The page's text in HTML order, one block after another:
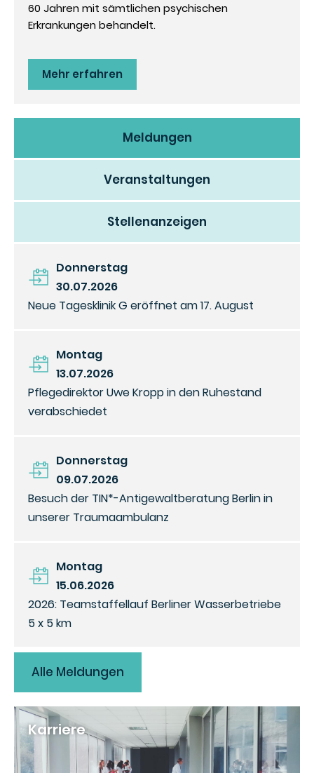
60 Jahren mit sämtlichen psychischen
Erkrankungen behandelt.
Mehr erfahren
Meldungen
Veranstaltungen
Stellenanzeigen
Donnerstag
30.07.2026
Neue Tagesklinik G eröffnet am 17. August
Montag
13.07.2026
Pflegedirektor Uwe Kropp in den Ruhestand
verabschiedet
Donnerstag
09.07.2026
Besuch der TIN*-Antigewaltberatung Berlin in
unserer Traumaambulanz
Montag
15.06.2026
2026: Teamstaffellauf Berliner Wasserbetriebe
5 x 5 km
Alle Meldungen
Karriere